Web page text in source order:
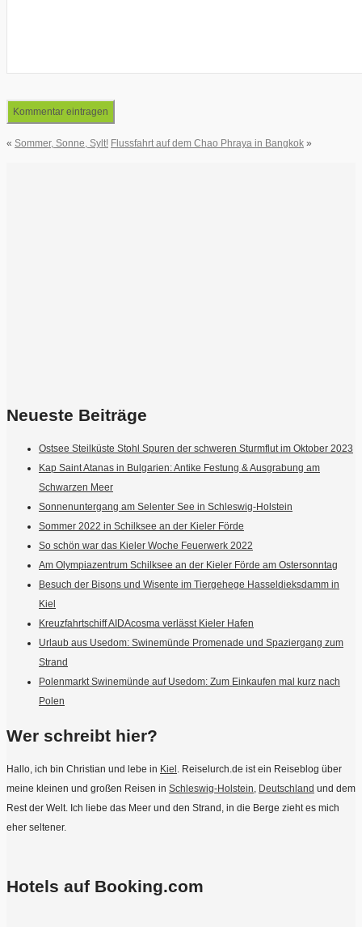
« Sommer, Sonne, Sylt! Flussfahrt auf dem Chao Phraya in Bangkok »
Neueste Beiträge
Ostsee Steilküste Stohl Spuren der schweren Sturmflut im Oktober 2023
Kap Saint Atanas in Bulgarien: Antike Festung & Ausgrabung am
Schwarzen Meer
Sonnenuntergang am Selenter See in Schleswig-Holstein
Sommer 2022 in Schilksee an der Kieler Förde
So schön war das Kieler Woche Feuerwerk 2022
Am Olympiazentrum Schilksee an der Kieler Förde am Ostersonntag
Besuch der Bisons und Wisente im Tiergehege Hasseldieksdamm in
Kiel
Kreuzfahrtschiff AIDAcosma verlässt Kieler Hafen
Urlaub aus Usedom: Swinemünde Promenade und Spaziergang zum
Strand
Polenmarkt Swinemünde auf Usedom: Zum Einkaufen mal kurz nach
Polen
Wer schreibt hier?
Hallo, ich bin Christian und lebe in Kiel . Reiselurch.de ist ein Reiseblog über
meine kleinen und großen Reisen in Schleswig-Holstein, Deutschland und dem
Rest der Welt. Ich liebe das Meer und den Strand, in die Berge zieht es mich
eher seltener.
Hotels auf Booking.com